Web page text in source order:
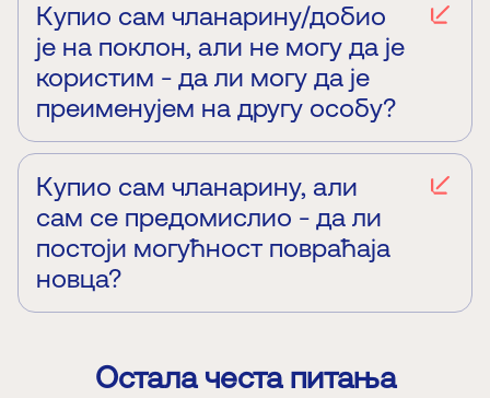
Купио сам чланарину/добио
је на поклон, али не могу да је
користим - да ли могу да је
преименујем на другу особу?
другу особу.
Купио сам чланарину, али
сам се предомислио - да ли
постоји могућност повраћаја
новца?
Остала честа питања